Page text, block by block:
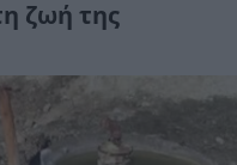
ζωή της